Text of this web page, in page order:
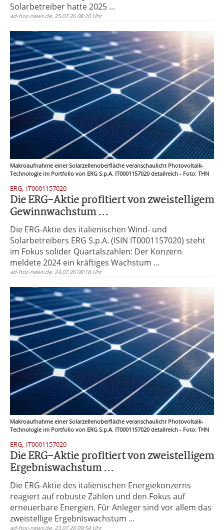
Solarbetreiber hatte 2025 ...
ad-hoc-news.de, 25.07.26 08:20 Uhr
Makroaufnahme einer Solarzellenoberfläche veranschaulicht Photovoltaik-
Technologie im Portfolio von ERG S.p.A. IT0001157020 detailreich - Foto: THN
ERG, IT0001157020
Die ERG-Aktie profitiert von zweistelligem
Gewinnwachstum ...
Die ERG-Aktie des italienischen Wind- und
Solarbetreibers ERG S.p.A. (ISIN IT0001157020) steht
im Fokus solider Quartalszahlen: Der Konzern
meldete 2024 ein kräftiges Wachstum ...
ad-hoc-news.de, 24.07.26 08:18 Uhr
Makroaufnahme einer Solarzellenoberfläche veranschaulicht Photovoltaik-
Technologie im Portfolio von ERG S.p.A. IT0001157020 detailreich - Foto: THN
ERG, IT0001157020
Die ERG-Aktie profitiert von zweistelligem
Ergebniswachstum ...
Die ERG-Aktie des italienischen Energiekonzerns
reagiert auf robuste Zahlen und den Fokus auf
erneuerbare Energien. Für Anleger sind vor allem das
zweistellige Ergebniswachstum ...
ad-hoc-news.de, 23.07.26 09:54 Uhr